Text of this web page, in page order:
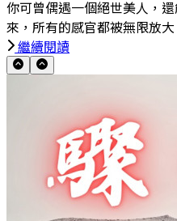
你可曾偶遇一個絕世美人，
來，所有的感官都被無限放
繼續閱讀